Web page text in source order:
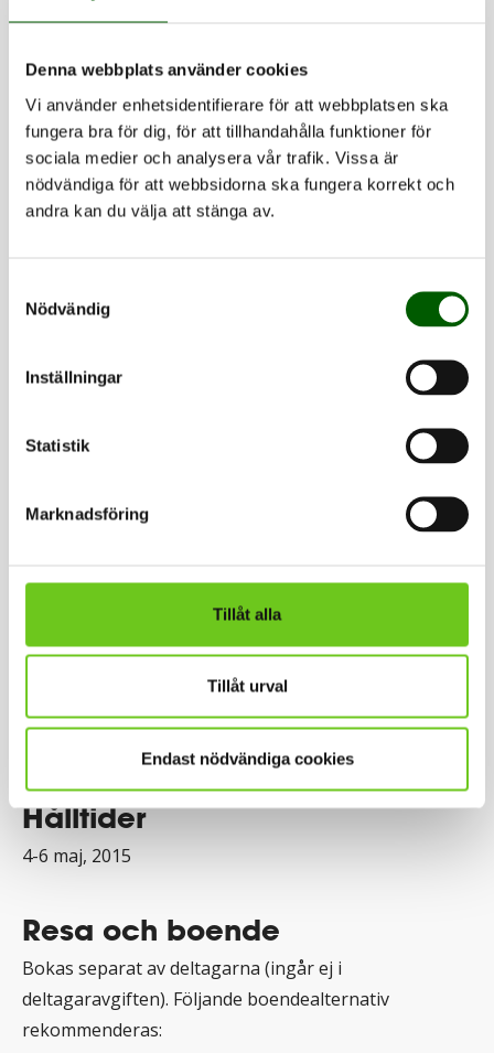
Denna webbplats använder cookies
Vi använder enhetsidentifierare för att webbplatsen ska
fungera bra för dig, för att tillhandahålla funktioner för
sociala medier och analysera vår trafik. Vissa är
nödvändiga för att webbsidorna ska fungera korrekt och
andra kan du välja att stänga av.
Nödvändig
Inställningar
Statistik
Marknadsföring
Tillåt alla
Tillåt urval
Endast nödvändiga cookies
Samtliga deltagare i kortkursen erhåller en
kommer vi att använda både RUmm2030 och RUMMss
för datasimulering och genomförande av analyser.
Samtliga deltagare i kortkursen uppmanas således att
ta med sig egen dator med RUMM2030 och RUMMss
installerade. Observera att programmen enbart finns
Praktisk information
Kostnad
i workshopen, samt fika för båda dagarna. Deltagande
enbart öppen för registrerade workshopdeltagare
Högskolan Kristianstad
Detaljerad information meddelas anmäla deltagare via
Hålltider
4-6 maj, 2015
Resa och boende
Bokas separat av deltagarna (ingår ej i
deltagaravgiften). Följande boendealternativ
rekommenderas: